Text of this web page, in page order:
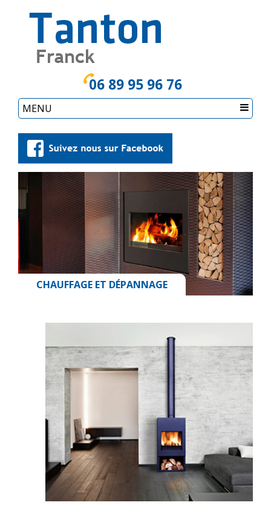
06 89 95 96 76
MENU
CHAUFFAGE ET DÉPANNAGE